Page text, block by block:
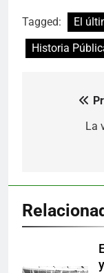
Tagged: El
Historia
La